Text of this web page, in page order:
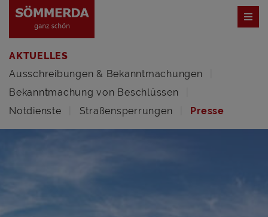
AKTUELLES
Ausschreibungen & Bekanntmachungen
Bekanntmachung von Beschlüssen
Notdienste
Straßensperrungen Presse